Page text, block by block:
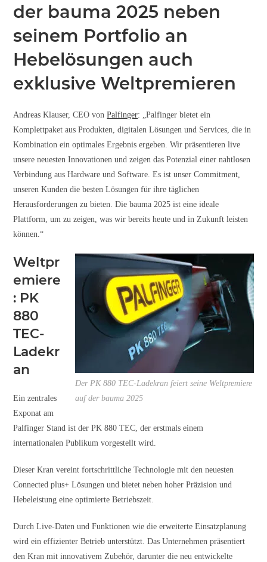
der bauma 2025 neben
seinem Portfolio an
Hebelösungen auch
exklusive Weltpremieren
Andreas Klauser, CEO vonPalfinger: „Palfinger bietet ein
Komplettpaket aus Produkten, digitalen Lösungen und Services, die in
Kombination ein optimales Ergebnis ergeben. Wir präsentieren live
unsere neuesten Innovationen und zeigen das Potenzial einer nahtlosen
Verbindung aus Hardware und Software. Es ist unser Commitment,
unseren Kunden die besten Lösungen für ihre täglichen
Herausforderungen zu bieten. Die bauma 2025 ist eine ideale
Plattform, um zu zeigen, was wir bereits heute und in Zukunft leisten
können.“
Der PK 880 TEC-Ladekran feiert seine Weltpremiere
auf der bauma 2025
Weltpr
emiere
: PK
880
TEC-
Ladekr
an
Ein zentrales
Exponat am
Palfinger Stand ist der PK 880 TEC, der erstmals einem
internationalen Publikum vorgestellt wird.
Dieser Kran vereint fortschrittliche Technologie mit den neuesten
Connected plus+ Lösungen und bietet neben hoher Präzision und
Hebeleistung eine optimierte Betriebszeit.
Durch Live-Daten und Funktionen wie die erweiterte Einsatzplanung
wird ein effizienter Betrieb unterstützt. Das Unternehmen präsentiert
den Kran mit innovativem Zubehör, darunter die neu entwickelte